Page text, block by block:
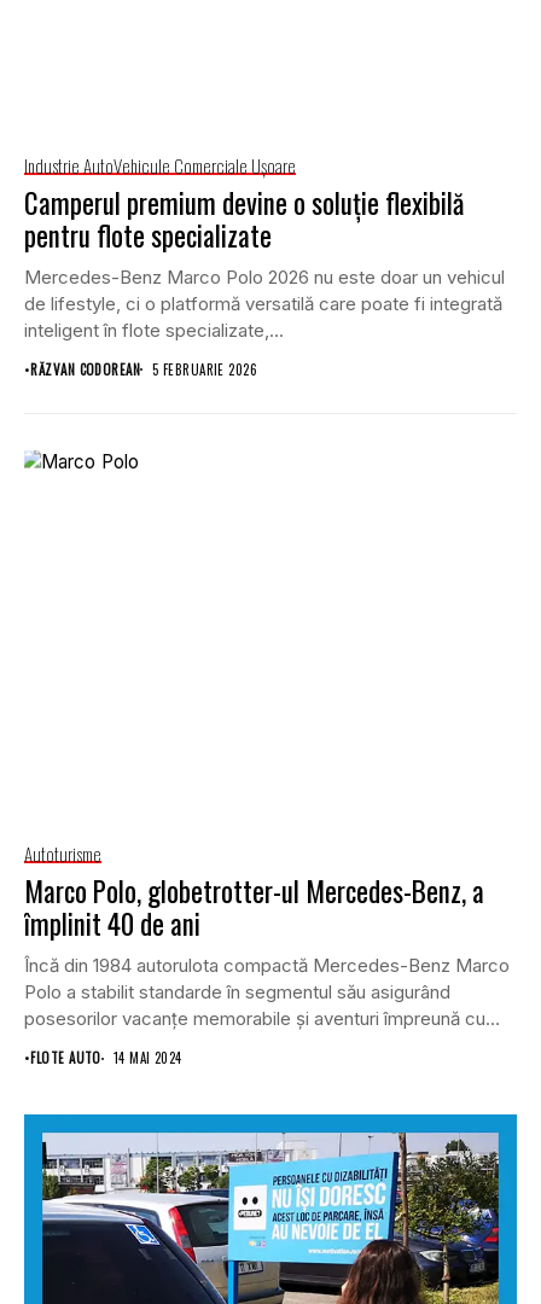
Industrie AutoVehicule Comerciale Uşoare
Camperul premium devine o soluție flexibilă
pentru flote specializate
Mercedes-Benz Marco Polo 2026 nu este doar un vehicul
de lifestyle, ci o platformă versatilă care poate fi integrată
inteligent în flote specializate,...
•RĂZVAN CODOREAN 5 FEBRUARIE 2026
Autoturisme
Marco Polo, globetrotter-ul Mercedes-Benz, a
împlinit 40 de ani
Încă din 1984 autorulota compactă Mercedes-Benz Marco
Polo a stabilit standarde în segmentul său asigurând
posesorilor vacanțe memorabile și aventuri împreună cu
familia.
•FLOTE AUTO 14 MAI 2024